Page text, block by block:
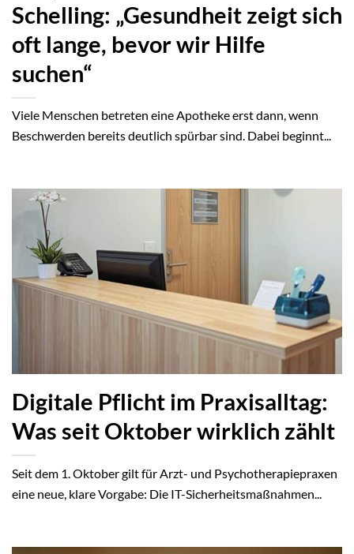
Schelling: „Gesundheit zeigt sich
oft lange, bevor wir Hilfe
suchen“
Viele Menschen betreten eine Apotheke erst dann, wenn
Beschwerden bereits deutlich spürbar sind. Dabei beginnt...
Digitale Pflicht im Praxisalltag:
Was seit Oktober wirklich zählt
Seit dem 1. Oktober gilt für Arzt- und Psychotherapiepraxen
eine neue, klare Vorgabe: Die IT-Sicherheitsmaßnahmen...